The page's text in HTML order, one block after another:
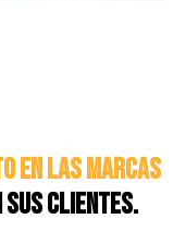
en las marcas
sus clientes.